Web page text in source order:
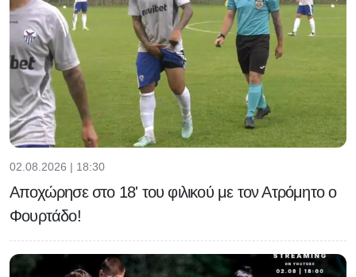
02.08.2026 | 18:30
Αποχώρησε στο 18' του φιλικού με τον Ατρόμητο ο
Φουρτάδο!